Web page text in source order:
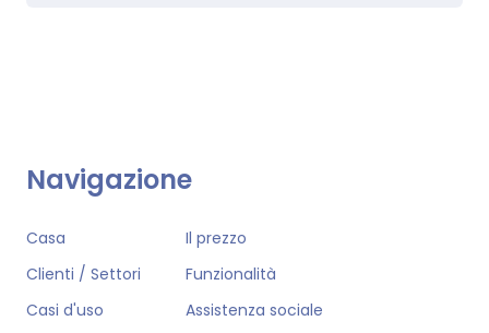
Navigazione
Casa
Il prezzo
Clienti / Settori
Funzionalità
Casi d'uso
Assistenza sociale